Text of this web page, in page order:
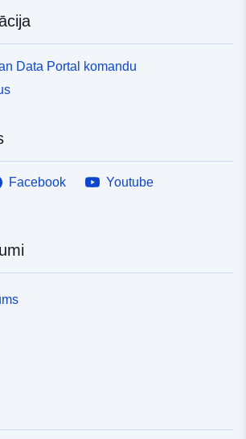
Data Portal komandu
Facebook
Youtube